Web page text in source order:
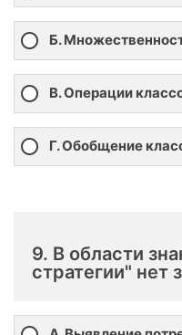
Б.
В. Операции
Г. Обобщение
9. В области
стратегии" нет